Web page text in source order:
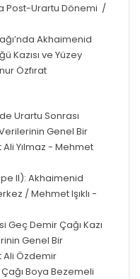
Post-Urartu Dönemi /
Akhaimenid
Kazısı ve Yüzey
Özfırat
Urartu Sonrası
Genel Bir
Yılmaz - Mehmet
II): Akhaimenid
/Mehmet Işıklı -
Demir Çağı Kazı
Genel Bir
Ali Özdemir
Boya Bezemeli